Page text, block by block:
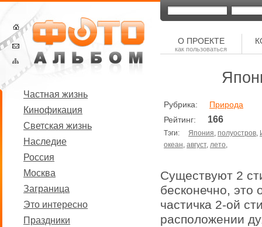
Частная жизнь
Кинофикация
Светская жизнь
Наследие
Россия
Москва
Заграница
Это интересно
Праздники
О ПРОЕКТЕ
как пользоваться
Рубрика: Природа
Рейтинг: 166
Тэги: Япония, полуостров,
океан, август, лето,
Существуют 2
бесконечно, это
частичка 2-ой
расположении